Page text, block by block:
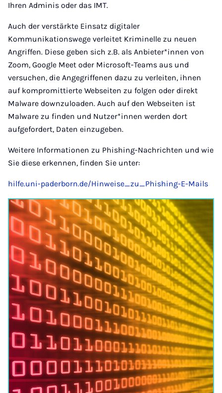
Ihren Adminis oder das IMT.
Auch der verstärkte Einsatz digitaler
Kommunikationswege verleitet Kriminelle zu neuen
Angriffen. Diese geben sich z.B. als Anbieter*innen von
Zoom, Google Meet oder Microsoft-Teams aus und
versuchen, die Angegriffenen dazu zu verleiten, ihnen
auf kompromittierte Webseiten zu folgen oder direkt
Malware downzuloaden. Auch auf den Webseiten ist
Malware zu finden und Nutzer*innen werden dort
aufgefordert, Daten einzugeben.
Weitere Informationen zu Phishing-Nachrichten und wie
Sie diese erkennen, finden Sie unter:
hilfe.uni-paderborn.de/Hinweise_zu_Phishing-E-Mails